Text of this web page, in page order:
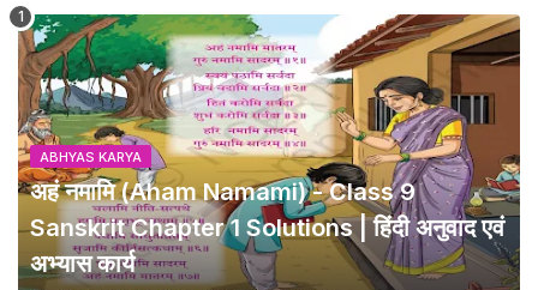
ABHYAS KARYA
अहं नमामि (Aham Namami) - Class 9
Sanskrit Chapter 1 Solutions | हिंदी अनुवाद एवं
अभ्यास कार्य